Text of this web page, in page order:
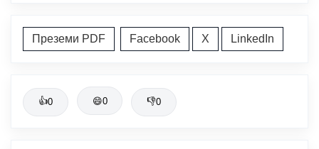
Преземи PDF Facebook X LinkedIn
👍0 😄0 👎0